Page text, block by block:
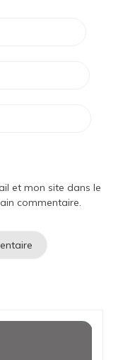
et mon site dans le
commentaire.